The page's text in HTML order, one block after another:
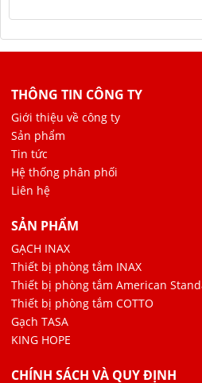
THÔNG TIN CÔNG TY
Giới thiệu về công ty
Sản phẩm
Tin tức
Hệ thống phân phối
Liên hệ
SẢN PHẨM
GẠCH INAX
Thiết bị phòng tắm INAX
Thiết bị phòng tắm American
Thiết bị phòng tắm COTTO
Gạch TASA
KING HOPE
CHÍNH SÁCH VÀ QUY ĐỊNH